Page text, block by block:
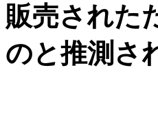
販売された
のと推測さ